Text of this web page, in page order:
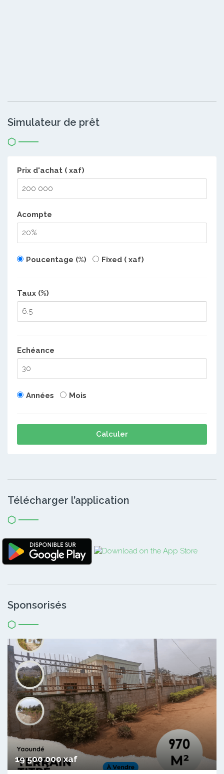
Simulateur de prêt
Prix d'achat ( xaf)
Acompte
Poucentage (%) Fixed ( xaf)
Taux (%)
Echéance
Années Mois
Calculer
Télécharger l’application
Sponsorisés
19 500 000 xaf